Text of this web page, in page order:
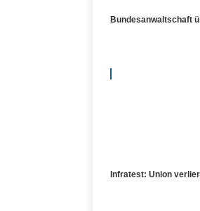
Bundesanwaltschaft
Infratest: Union